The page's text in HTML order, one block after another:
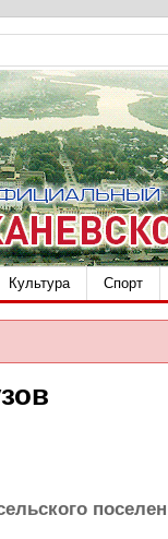
Культура Спорт